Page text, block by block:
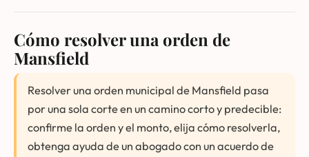
Cómo resolver una orden de
Mansfield
Resolver una orden municipal de Mansfield pasa
por una sola corte en un camino corto y predecible:
confirme la orden y el monto, elija cómo resolverla,
obtenga ayuda de un abogado con un acuerdo de